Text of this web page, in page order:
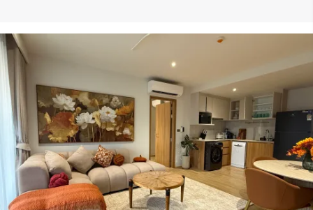
Объект в управлении VillaCarte